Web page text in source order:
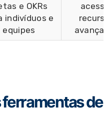
e OKRs
indivíduos e
equipes
ferramentas de